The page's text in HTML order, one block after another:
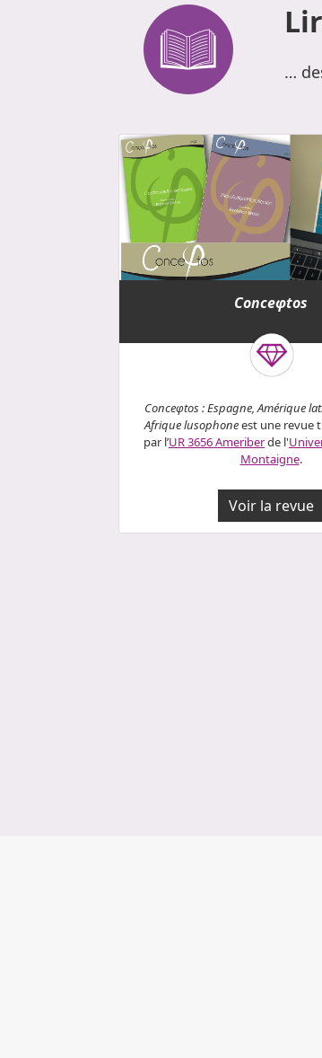
…
Conceφtos
Conceφtos :Espagne, Amérique
Afrique lusophoneest une revue
par l’UR 3656 Ameriberde l'
Montaigne.
Voir la revue